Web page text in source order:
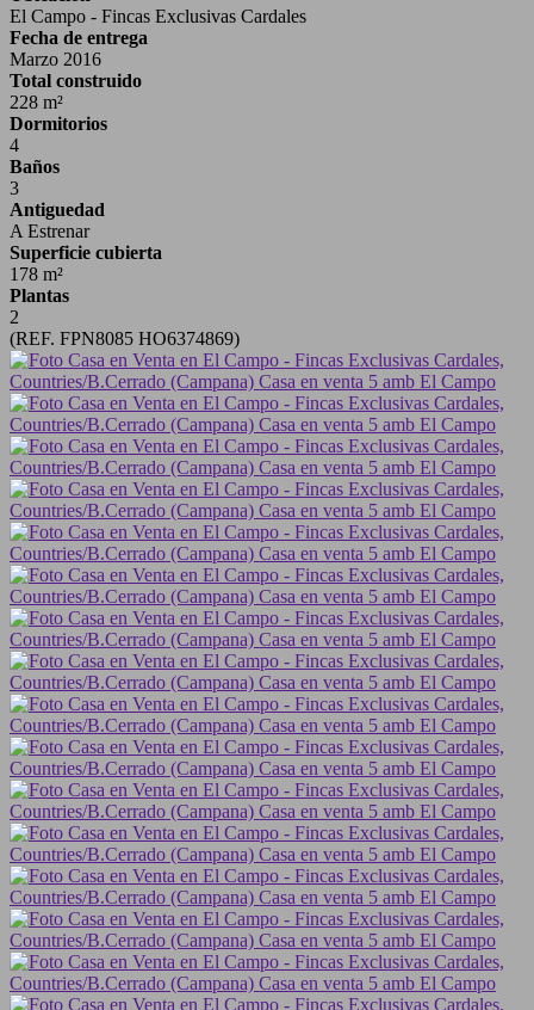
El Campo - Fincas Exclusivas Cardales
Fecha de entrega
Marzo 2016
Total construido
228 m²
Dormitorios
4
Baños
3
Antiguedad
A Estrenar
Superficie cubierta
178 m²
Plantas
2
(REF. FPN8085 HO6374869)